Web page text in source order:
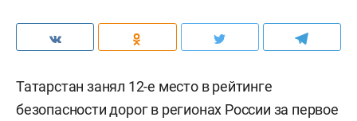
Татарстан занял 12-е место в рейтинге
безопасности дорог в регионах России за первое